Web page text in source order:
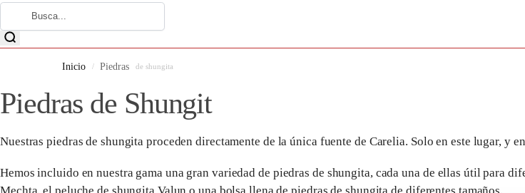
Inicio / Piedras de shungita
Piedras de Shungit
Nuestras piedras de shungita proceden directamente de la única fuente de Carelia. Solo en este lugar, y
Hemos incluido en nuestra gama una gran variedad de piedras de shungita, cada una de ellas útil para